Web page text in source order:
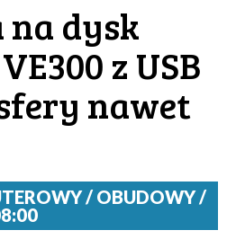
na dysk
z USB
nawet
/ OBUDOWY /